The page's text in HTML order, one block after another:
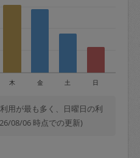
日キャンセル＝依頼
費全額
木 金 土 日
用が最も多く、日曜日の利
08/06 時点での更新)